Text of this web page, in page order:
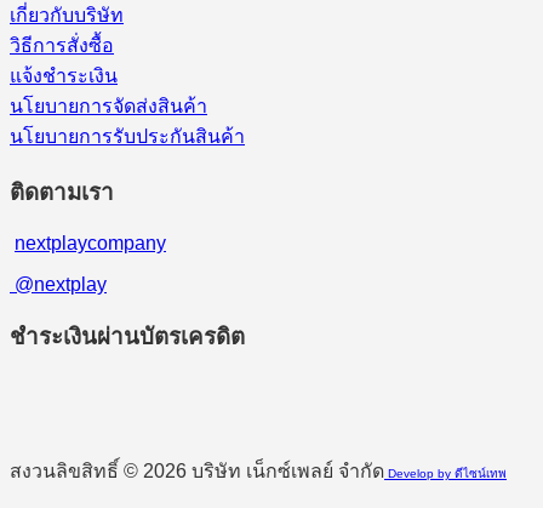
เกี่ยวกับบริษัท
วิธีการสั่งซื้อ
แจ้งชำระเงิน
นโยบายการจัดส่งสินค้า
นโยบายการรับประกันสินค้า
ติดตามเรา
nextplaycompany
@nextplay
ชำระเงินผ่านบัตรเครดิต
สงวนลิขสิทธิ์ © 2026 บริษัท เน็กซ์เพลย์ จำกัด Develop by ดีไซน์เทพ